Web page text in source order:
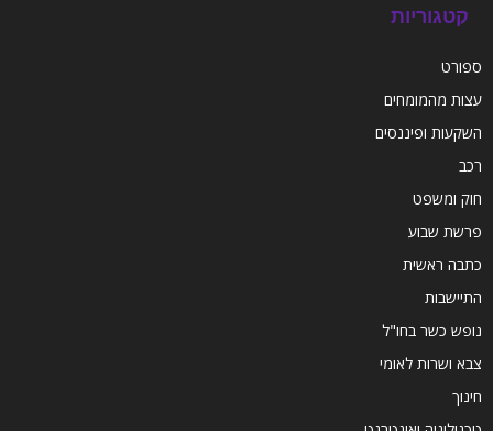
קטגוריות
ספורט
עצות מהמומחים
השקעות ופיננסים
רכב
חוק ומשפט
פרשת שבוע
כתבה ראשית
התיישבות
נופש כשר בחו"ל
צבא ושרות לאומי
חינוך